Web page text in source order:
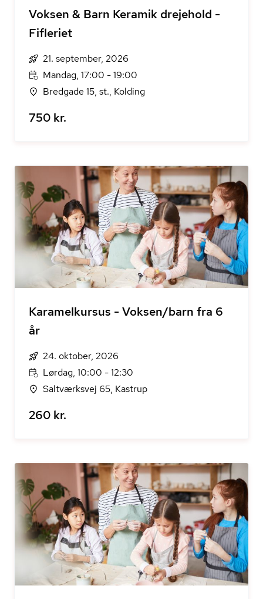
Voksen & Barn Keramik drejehold -
Fifleriet
21. september, 2026
Mandag, 17:00 - 19:00
Bredgade 15, st., Kolding
750 kr.
Karamelkursus - Voksen/barn fra 6
år
24. oktober, 2026
Lørdag, 10:00 - 12:30
Saltværksvej 65, Kastrup
260 kr.